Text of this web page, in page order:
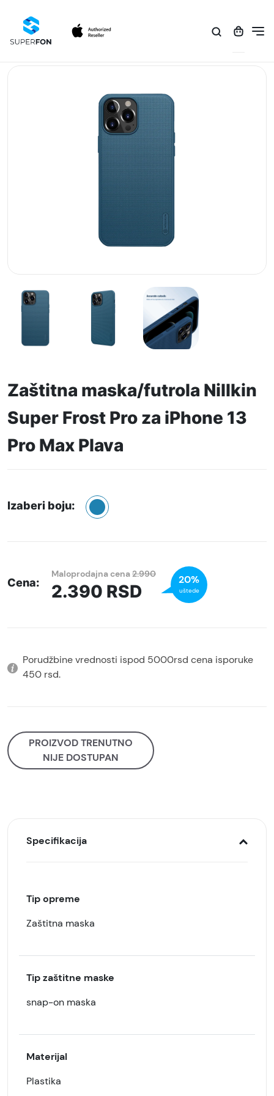
Zaštitna maska/futrola Nillkin
Super Frost Pro za iPhone 13
Pro Max Plava
Izaberi boju:
Cena:
Maloprodajna cena2.990
2.390 RSD
20%
uštede
Porudžbine vrednosti ispod 5000rsd cena isporuke
450 rsd.
PROIZVOD TRENUTNO
NIJE DOSTUPAN
Specifikacija
Tip opreme
Zaštitna maska
Tip zaštitne maske
snap-on maska
Materijal
Plastika